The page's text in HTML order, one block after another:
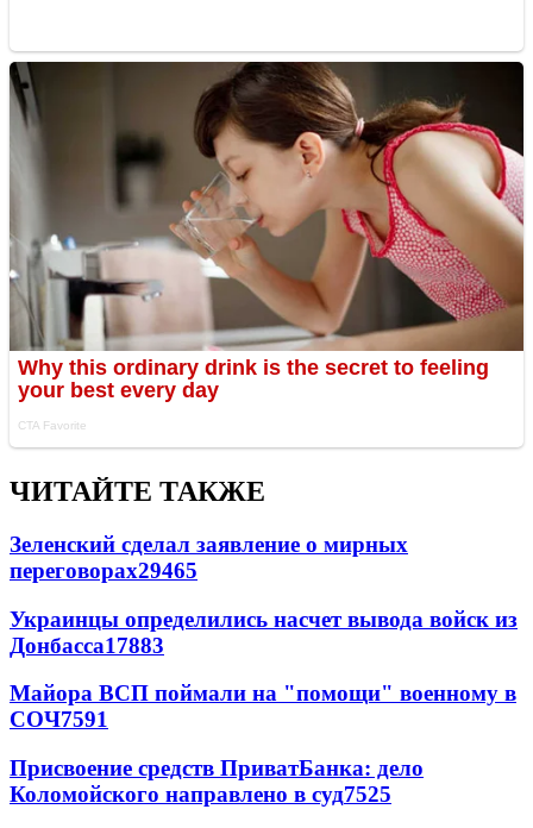
ЧИТАЙТЕ ТАКЖЕ
Зеленский сделал заявление о мирных
переговорах29465
Украинцы определились насчет вывода войск из
Донбасса17883
Майора ВСП поймали на "помощи" военному в
СОЧ7591
Присвоение средств ПриватБанка: дело
Коломойского направлено в суд7525